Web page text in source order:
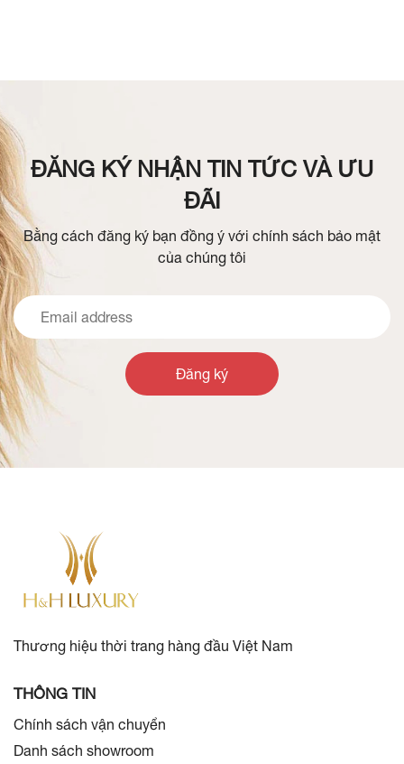
ĐĂNG KÝ NHẬN TIN TỨC VÀ ƯU
ĐÃI
Bằng cách đăng ký bạn đồng ý với chính sách bảo mật
của chúng tôi
Đăng ký
Thương hiệu thời trang hàng đầu Việt Nam
THÔNG TIN
Chính sách vận chuyển
Danh sách showroom